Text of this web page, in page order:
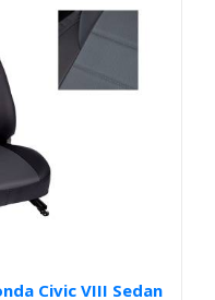
Civic VIII Sedan